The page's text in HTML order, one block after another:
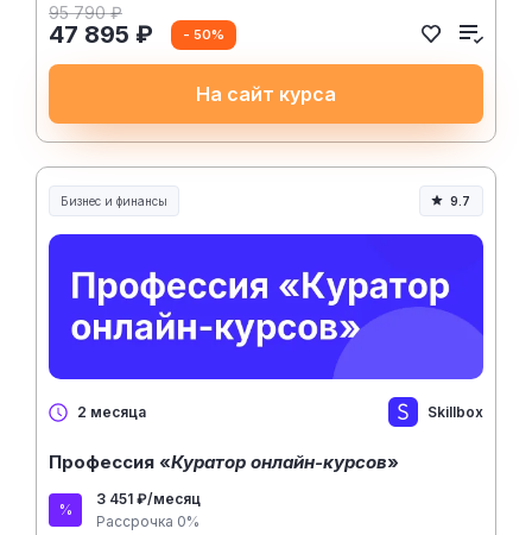
95 790 ₽
47 895 ₽ - 50%
На сайт курса
Бизнес и финансы 9.7
2 месяца Skillbox
Профессия «Куратор онлайн-курсов»
3 451 ₽/месяц
Рассрочка 0%